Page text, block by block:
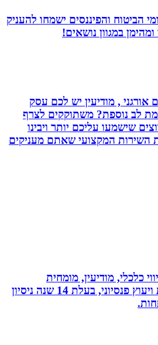
והפיננסים ישמחו להעניק
במגוון נושאים!
, מודיעין יש לכם עסק
נוספת? משתוקקים לצרף
עליכם יותר ויבינו
המקצועי שאתם מעניקים
מודיעין, מומחית
להתנהלות כלכלית ויעוץ פנסיוני, בעלת 14 שנה ניסיון